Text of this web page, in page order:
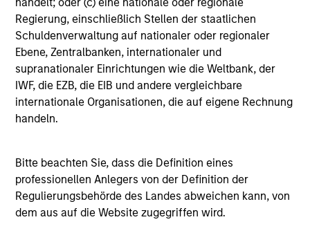
Regierung, einschließlich Stellen der staatlichen
Schuldenverwaltung auf nationaler oder regionaler
Ebene, Zentralbanken, internationaler und
supranationaler Einrichtungen wie die Weltbank, der
IWF, die EZB, die EIB und andere vergleichbare
internationale Organisationen, die auf eigene Rechnung
handeln.
Bitte beachten Sie, dass die Definition eines
professionellen Anlegers von der Definition der
Regulierungsbehörde des Landes abweichen kann, von
dem aus auf die Website zugegriffen wird.
besonderes Gewicht auf die negativen
Performanceschwankungen und eine beständige
Wertentwicklung gelegt. Die besten 10% der Produkte in
jeder Kategorie erhalten 5 Sterne, die nächsten 22,5% 4
Sterne, die nächsten 35% 3 Sterne, die nächsten 22,5% 2
Sterne und die unteren 10% 1 Stern. Das Morningstar-
Gesamtrating für ein verwaltetes Produkt ergibt sich aus
dem gewichteten Durchschnitt der Morningstar-Ratings
über drei, fünf und zehn Jahre (sofern vorhanden). Die
Gewichtungen sind: 100% Drei-Jahres-Rating für
119 Monaten und 50% Zehn-Jahres-Rating/30% Fünf-
Jahres-Rating/20% Drei-Jahres-Rating für Gesamtrenditen
von mindestens 120 Monaten. Zwar scheint die Formel für
das Zehn-Jahres-Gesamtrating den Zehn-Jahres-Zeitraum
am stärksten zu gewichten, jedoch wirkt sich der jüngste